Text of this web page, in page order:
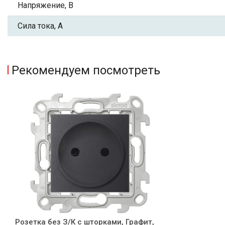
Напряжение, В
Сила тока, А
Рекомендуем посмотреть
Розетка без З/К с шторками, Графит,